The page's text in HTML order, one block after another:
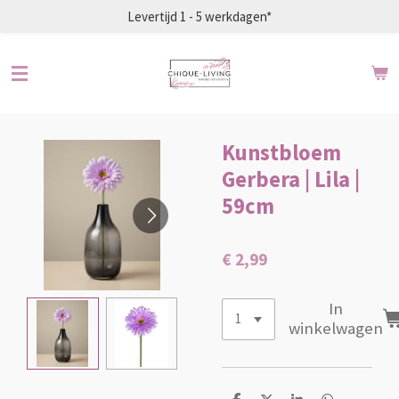
de
Levertijd 1 - 5 werkdagen*
Kunstbloem
Gerbera | Lila |
59cm
€ 2,99
In
winkelwagen